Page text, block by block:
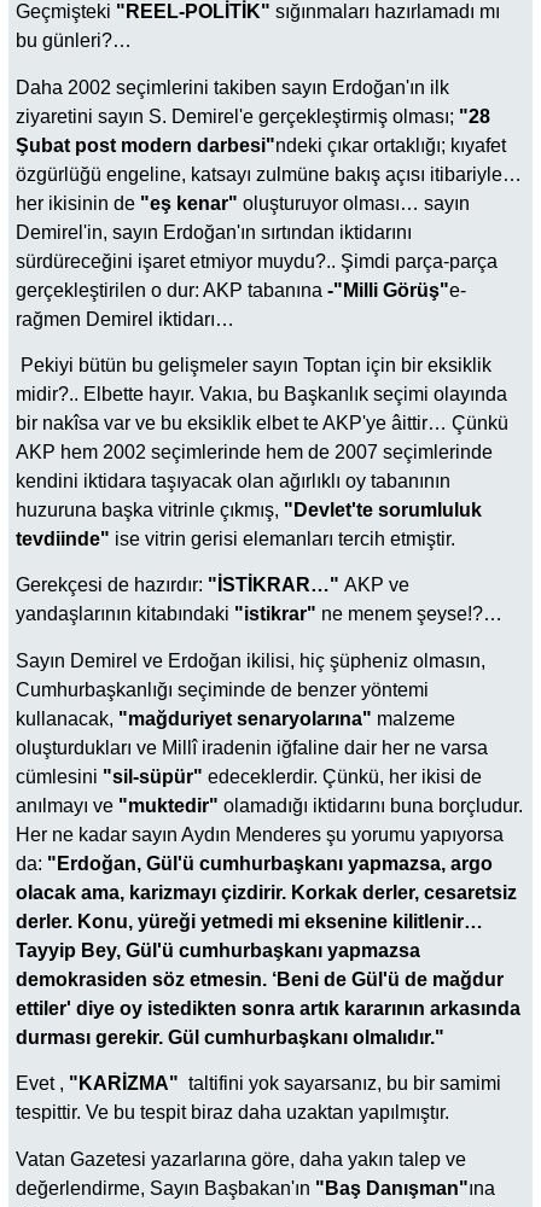
Geçmişteki "REEL-POLİTİK" sığınmaları hazırlamadı mı
bu günleri?…
Daha 2002 seçimlerini takiben sayın Erdoğan'ın ilk
ziyaretini sayın S. Demirel'e gerçekleştirmiş olması; "28
Şubat post modern darbesi"ndeki çıkar ortaklığı; kıyafet
özgürlüğü engeline, katsayı zulmüne bakış açısı itibariyle…
her ikisinin de "eş kenar" oluşturuyor olması… sayın
Demirel'in, sayın Erdoğan'ın sırtından iktidarını
sürdüreceğini işaret etmiyor muydu?.. Şimdi parça-parça
gerçekleştirilen o dur: AKP tabanına -"Milli Görüş"e-
rağmen Demirel iktidarı…
Pekiyi bütün bu gelişmeler sayın Toptan için bir eksiklik
midir?.. Elbette hayır. Vakıa, bu Başkanlık seçimi olayında
bir nakîsa var ve bu eksiklik elbet te AKP'ye âittir… Çünkü
AKP hem 2002 seçimlerinde hem de 2007 seçimlerinde
kendini iktidara taşıyacak olan ağırlıklı oy tabanının
huzuruna başka vitrinle çıkmış, "Devlet'te sorumluluk
tevdiinde" ise vitrin gerisi elemanları tercih etmiştir.
Gerekçesi de hazırdır: "İSTİKRAR…" AKP ve
yandaşlarının kitabındaki "istikrar" ne menem şeyse!?…
Sayın Demirel ve Erdoğan ikilisi, hiç şüpheniz olmasın,
Cumhurbaşkanlığı seçiminde de benzer yöntemi
kullanacak, "mağduriyet senaryolarına" malzeme
oluşturdukları ve Millî iradenin iğfaline dair her ne varsa
cümlesini "sil-süpür" edeceklerdir. Çünkü, her ikisi de
anılmayı ve "muktedir" olamadığı iktidarını buna borçludur.
Her ne kadar sayın Aydın Menderes şu yorumu yapıyorsa
da: "Erdoğan, Gül'ü cumhurbaşkanı yapmazsa, argo
olacak ama, karizmayı çizdirir. Korkak derler, cesaretsiz
derler. Konu, yüreği yetmedi mi eksenine kilitlenir…
Tayyip Bey, Gül'ü cumhurbaşkanı yapmazsa
demokrasiden söz etmesin. ‘Beni de Gül'ü de mağdur
ettiler' diye oy istedikten sonra artık kararının arkasında
durması gerekir. Gül cumhurbaşkanı olmalıdır."
Evet , "KARİZMA" taltifini yok sayarsanız, bu bir samimi
tespittir. Ve bu tespit biraz daha uzaktan yapılmıştır.
Vatan Gazetesi yazarlarına göre, daha yakın talep ve
değerlendirme, Sayın Başbakan'ın "Baş Danışman"ına